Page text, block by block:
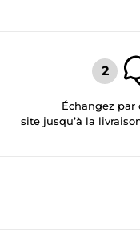
Échangez par
site jusqu’à la